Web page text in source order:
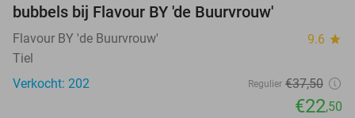
bubbels bij Flavour BY 'de Buurvrouw'
Flavour BY 'de Buurvrouw' 9.6 star
Tiel
Verkocht: 202
Regulier €37,50
€22,50